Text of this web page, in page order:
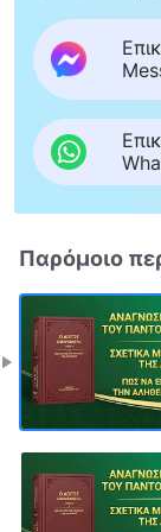
Παρόμοιο